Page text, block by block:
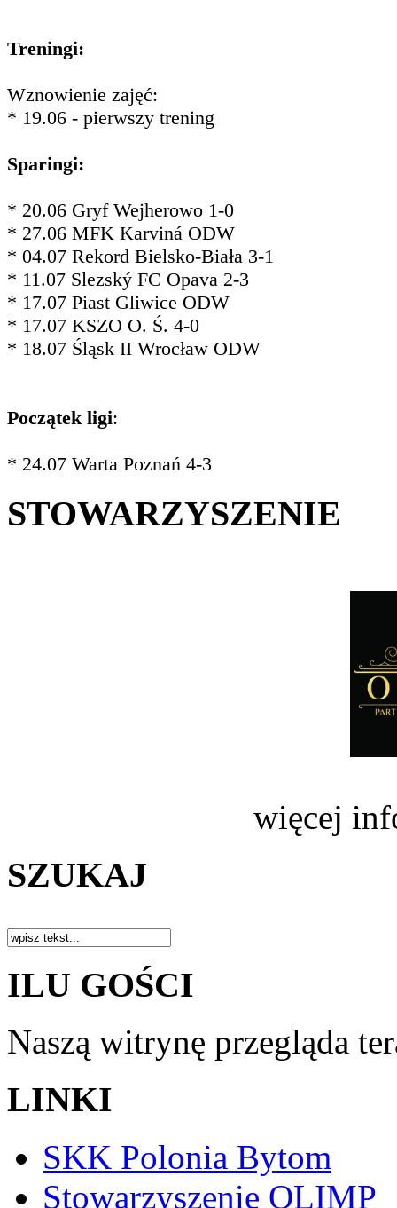
Treningi:
Wznowienie zajęć:
* 19.06 - pierwszy trening
Sparingi:
* 20.06 Gryf Wejherowo 1-0
* 27.06 MFK Karviná ODW
* 04.07 Rekord Bielsko-Biała 3-1
* 11.07 Slezský FC Opava 2-3
* 17.07 Piast Gliwice ODW
* 17.07 KSZO O. Ś. 4-0
* 18.07 Śląsk II Wrocław ODW
Początek ligi:
* 24.07 Warta Poznań 4-3
STOWARZYSZENIE
więcej
SZUKAJ
ILU GOŚCI
Naszą witrynę przegląda
LINKI
SKK Polonia Bytom
Stowarzyszenie OLIMP